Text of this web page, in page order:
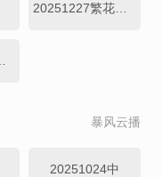
20251227繁花日记
暴风云播
20251024中